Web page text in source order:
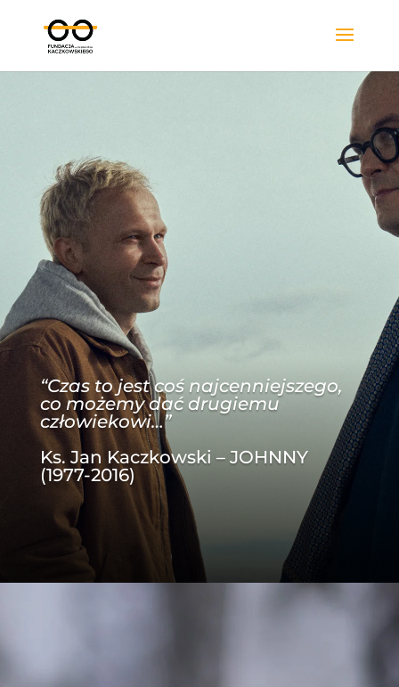
“Czasto jest coś najcenniejszego,
co możemy dać drugiemu
człowiekowi…”
Ks. Jan Kaczkowski – JOHNNY
(1977-2016)